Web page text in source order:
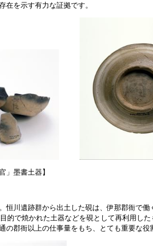
在を示す有力な証拠です。
書土器】 【「
恒川遺跡群から出土した硯は、伊那郡衙で
的で焼かれた土器などを硯として再利用し
の郡衙以上の仕事量をもち、とても重要な役